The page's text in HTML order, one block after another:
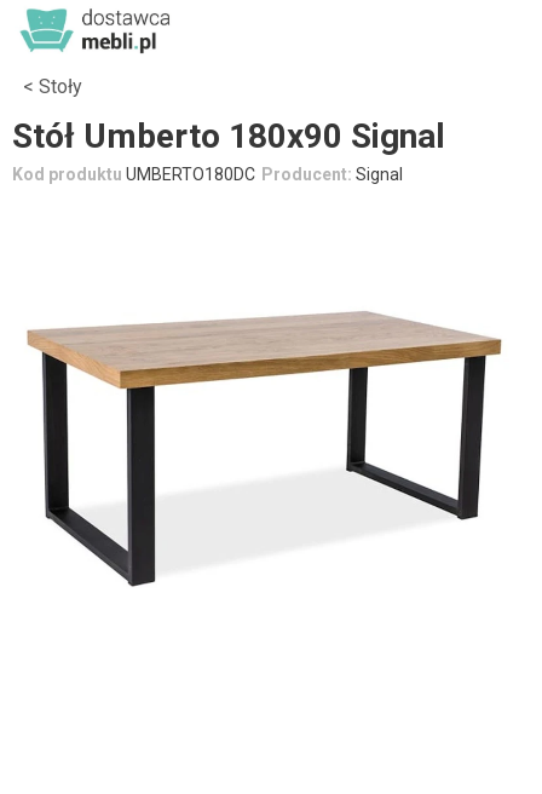
Stoły
Stół Umberto 180x90 Signal
Kod produktu UMBERTO180DC Producent: Signal